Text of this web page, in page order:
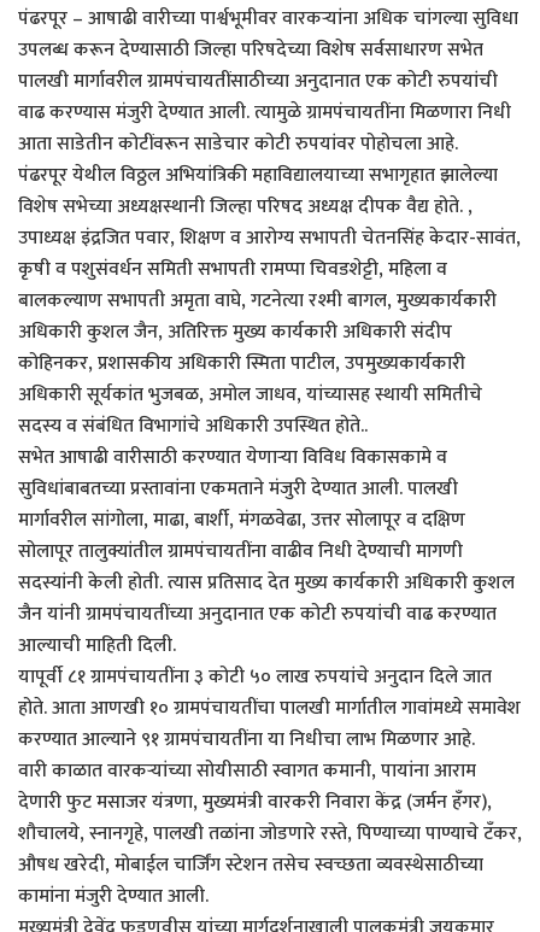
पंढरपूर – आषाढी वारीच्या पार्श्वभूमीवर वारकऱ्यांना अधिक चांगल्या सुविधा
उपलब्ध करून देण्यासाठी जिल्हा परिषदेच्या विशेष सर्वसाधारण सभेत
पालखी मार्गावरील ग्रामपंचायतींसाठीच्या अनुदानात एक कोटी रुपयांची
वाढ करण्यास मंजुरी देण्यात आली. त्यामुळे ग्रामपंचायतींना मिळणारा निधी
आता साडेतीन कोटींवरून साडेचार कोटी रुपयांवर पोहोचला आहे.
पंढरपूर येथील विठ्ठल अभियांत्रिकी महाविद्यालयाच्या सभागृहात झालेल्या
विशेष सभेच्या अध्यक्षस्थानी जिल्हा परिषद अध्यक्ष दीपक वैद्य होते. ,
उपाध्यक्ष इंद्रजित पवार, शिक्षण व आरोग्य सभापती चेतनसिंह केदार-सावंत,
कृषी व पशुसंवर्धन समिती सभापती रामप्पा चिवडशेट्टी, महिला व
बालकल्याण सभापती अमृता वाघे, गटनेत्या रश्मी बागल, मुख्यकार्यकारी
अधिकारी कुशल जैन, अतिरिक्त मुख्य कार्यकारी अधिकारी संदीप
कोहिनकर, प्रशासकीय अधिकारी स्मिता पाटील, उपमुख्यकार्यकारी
अधिकारी सूर्यकांत भुजबळ, अमोल जाधव, यांच्यासह स्थायी समितीचे
सदस्य व संबंधित विभागांचे अधिकारी उपस्थित होते..
सभेत आषाढी वारीसाठी करण्यात येणाऱ्या विविध विकासकामे व
सुविधांबाबतच्या प्रस्तावांना एकमताने मंजुरी देण्यात आली. पालखी
मार्गावरील सांगोला, माढा, बार्शी, मंगळवेढा, उत्तर सोलापूर व दक्षिण
सोलापूर तालुक्यांतील ग्रामपंचायतींना वाढीव निधी देण्याची मागणी
सदस्यांनी केली होती. त्यास प्रतिसाद देत मुख्य कार्यकारी अधिकारी कुशल
जैन यांनी ग्रामपंचायतींच्या अनुदानात एक कोटी रुपयांची वाढ करण्यात
आल्याची माहिती दिली.
यापूर्वी ८१ ग्रामपंचायतींना ३ कोटी ५० लाख रुपयांचे अनुदान दिले जात
होते. आता आणखी १० ग्रामपंचायतींचा पालखी मार्गातील गावांमध्ये समावेश
करण्यात आल्याने ९१ ग्रामपंचायतींना या निधीचा लाभ मिळणार आहे.
वारी काळात वारकऱ्यांच्या सोयीसाठी स्वागत कमानी, पायांना आराम
देणारी फुट मसाजर यंत्रणा, मुख्यमंत्री वारकरी निवारा केंद्र (जर्मन हॅंगर),
शौचालये, स्नानगृहे, पालखी तळांना जोडणारे रस्ते, पिण्याच्या पाण्याचे टँकर,
औषध खरेदी, मोबाईल चार्जिंग स्टेशन तसेच स्वच्छता व्यवस्थेसाठीच्या
कामांना मंजुरी देण्यात आली.